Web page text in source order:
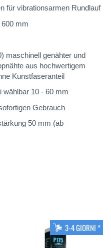
für vibrationsarmen Rundlauf
mm
maschinell genähter und
aus hochwertigem
Kunstfaseranteil
wählbar 10 - 60 mm
Gebrauch
50 mm (ab
3-4 GIORNI *